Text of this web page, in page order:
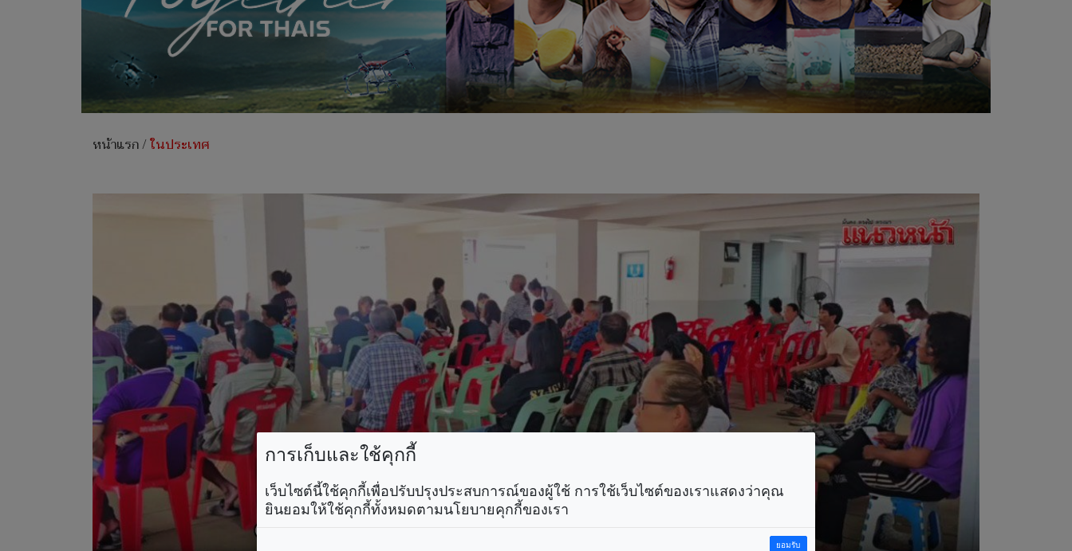
หน้าแรก/ในประเทศ
การเก็บและใช้คุกกี้
เว็บไซต์นี้ใช้คุกกี้เพื่อปรับปรุงประสบการณ์ของผู้ใช้ การใช้เว็บไซต์ของเราแสดงว่าคุณ
ยินยอมให้ใช้คุกกี้ทั้งหมดตามนโยบายคุกกี้ของเรา
ยอมรับ